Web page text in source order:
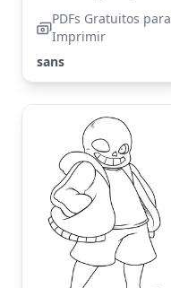
PDFs Gratuitos para
Imprimir
sans